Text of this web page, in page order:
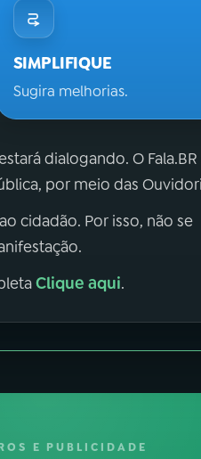
SIMPLIFIQUE
Sugira melhorias.
dialogando. O Fala.BR
por meio das
cidadão. Por isso, não se
Clique aqui.
E PUBLICIDADE